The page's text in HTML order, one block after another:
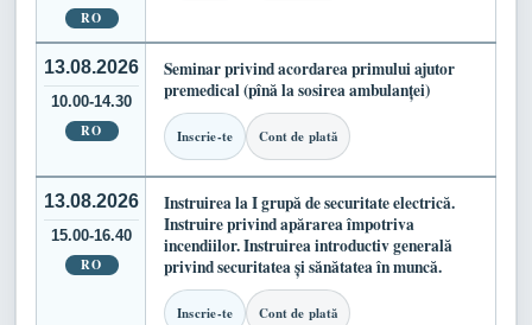
RO
13.08.2026
10.00-14.30
RO
Seminar privind acordarea primului ajutor
premedical (pînă la sosirea ambulanței)
Inscrie-te Cont de plată
13.08.2026
15.00-16.40
RO
Instruirea la I grupă de securitate electrică.
Instruire privind apărarea împotriva
incendiilor. Instruirea introductiv generală
privind securitatea și sănătatea în muncă.
Inscrie-te Cont de plată